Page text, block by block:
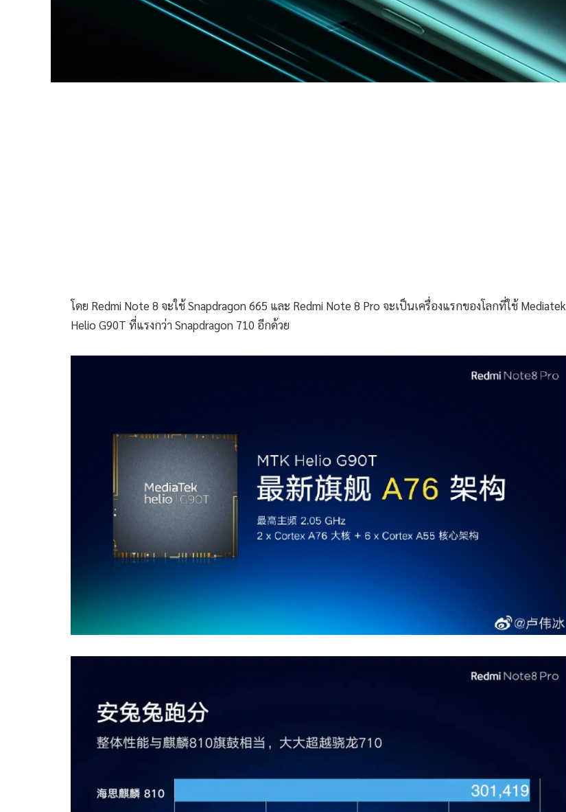
โดย Redmi Note 8 จะใช้ Snapdragon 665 และ Redmi Note 8 Pro จะเป็นเครื่องแรกของโลกที่ใช้ Mediatek
Helio G90T ที่แรงกว่า Snapdragon 710 อีกด้วย